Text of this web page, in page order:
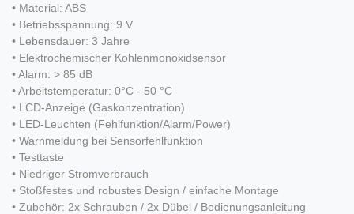
• Material: ABS
• Betriebsspannung: 9 V
• Lebensdauer: 3 Jahre
• Elektrochemischer Kohlenmonoxidsensor
• Alarm: > 85 dB
• Arbeitstemperatur: 0°C - 50 °C
• LCD-Anzeige (Gaskonzentration)
• LED-Leuchten (Fehlfunktion/Alarm/Power)
• Warnmeldung bei Sensorfehlfunktion
• Testtaste
• Niedriger Stromverbrauch
• Stoßfestes und robustes Design / einfache Montage
• Zubehör: 2x Schrauben / 2x Dübel / Bedienungsanleitung